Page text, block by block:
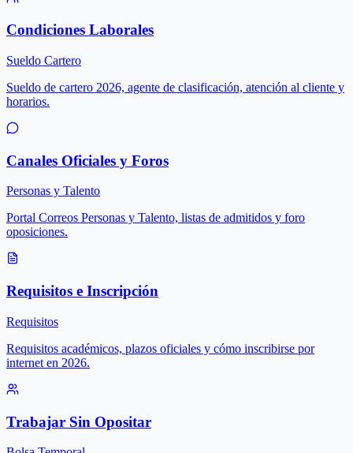
Condiciones Laborales
Sueldo Cartero
Sueldo de cartero 2026, agente de clasificación, atención al cliente y
horarios.
Canales Oficiales y Foros
Personas y Talento
Portal Correos Personas y Talento, listas de admitidos y foro
oposiciones.
Requisitos e Inscripción
Requisitos
Requisitos académicos, plazos oficiales y cómo inscribirse por
internet en 2026.
Trabajar Sin Opositar